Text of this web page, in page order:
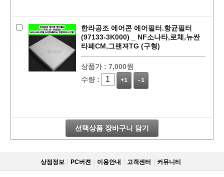
페이코 라이
구매
한라공조 에어콘 에어필터.항균필터
(97133-3K000) _ NF소나타,로체,뉴싼
타페CM,그랜져TG (구형)
상품가 : 7,000원
수량 :
+1 -1
선택상품 장바구니 담기
상점정보 PC버젼 이용안내 고객센터 커뮤니티